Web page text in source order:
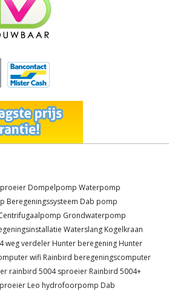
Dompelpomp Waterpomp
Beregeningssysteem Dab pomp
Grondwaterpomp
Waterslang Kogelkraan
4 weg verdeler Hunter beregening Hunter
wifi Rainbird beregeningscomputer
rainbird 5004 sproeier Rainbird 5004+
Leo hydrofoorpomp Dab